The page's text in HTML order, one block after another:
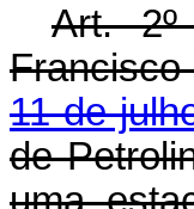
Art. 2º
Francisco
11 de
de